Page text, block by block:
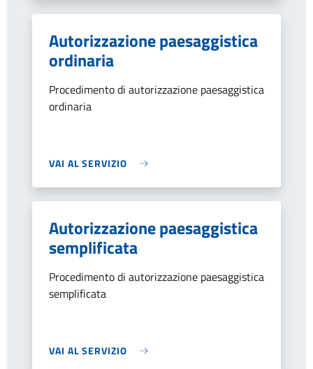
Autorizzazione paesaggistica
ordinaria
Procedimento di autorizzazione paesaggistica
ordinaria
VAI AL SERVIZIO
Autorizzazione paesaggistica
semplificata
Procedimento di autorizzazione paesaggistica
semplificata
VAI AL SERVIZIO